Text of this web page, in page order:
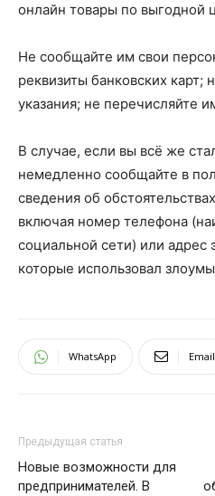
онлайн товары по выгодной
Не сообщайте им свои
реквизиты банковских карт;
указания; не перечисляйте
В случае, если вы всё же
немедленно сообщайте в
сведения об
включая номер телефона
социальной сети) или адрес
которые использовал
WhatsApp Email
Предыдущая статья
Новые возможности для
предпринимателей. В